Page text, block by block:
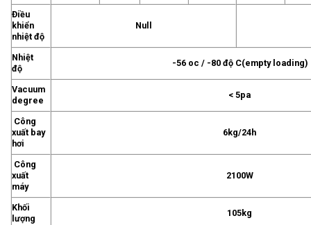
Điều
khiển
nhiệt độ
Null
Nhiệt
độ
-56 oc / -80 độ C(empty loading)
Vacuum
degree
< 5pa
Công
xuất bay
hơi
6kg/24h
Công
xuất
máy
2100W
Khối
lượng
105kg